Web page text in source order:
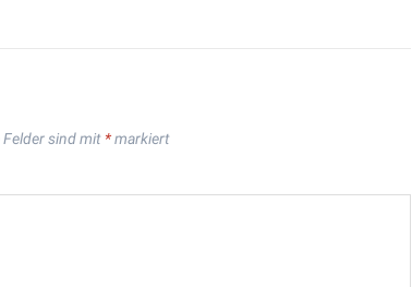
sind mit *markiert